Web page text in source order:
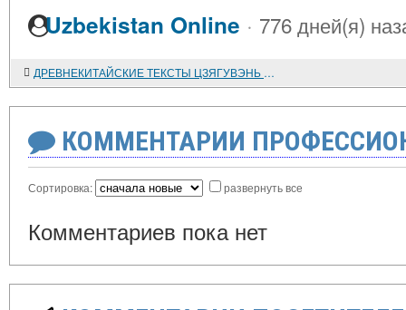
Uzbekistan Online · 776 дней(я)
ДРЕВНЕКИТАЙСКИЕ ТЕКСТЫ ЦЗЯГУВЭНЬ И ШАН ШУ - ЗЕРЦАЛО ИСТОРИИ И КУЛЬТОВ КИТАЯ ЭПОХИ ШАН-ИНЬ. Часть 4
КОММЕНТАРИИ
Сортировка: развернуть все
Комментариев пока нет